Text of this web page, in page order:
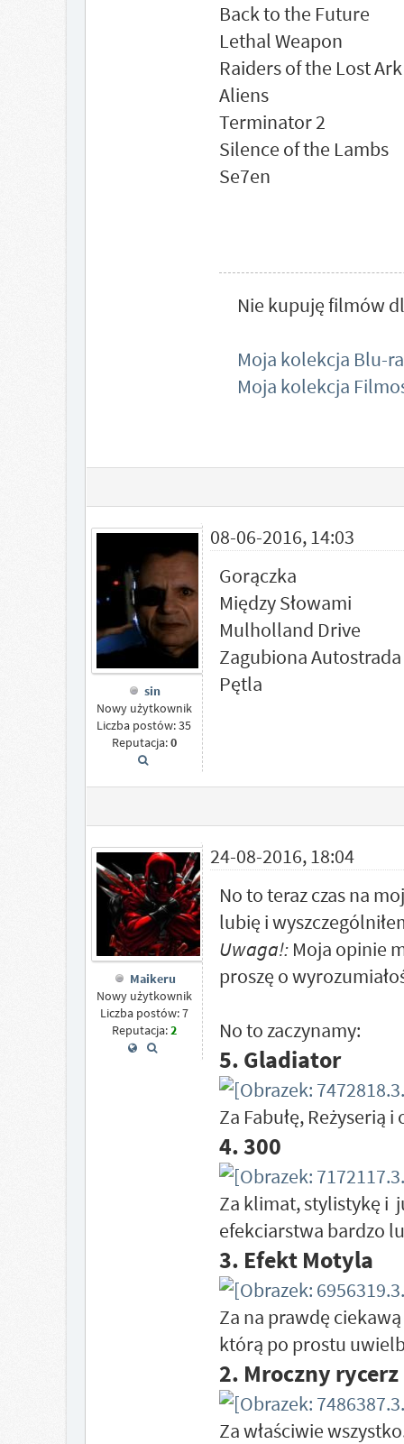
Back to the Future
Lethal Weapon
Raiders of the Lost Ark
Aliens
Terminator 2
Silence of the Lambs
Se7en
Nie kupuję filmów
Moja kolekcja Blu-
Moja kolekcja
sin
Nowy użytkownik
Liczba postów: 35
Reputacja:0
08-06-2016, 14:03
Gorączka
Między Słowami
Mulholland Drive
Zagubiona Autostrada
Pętla
Maikeru
Nowy użytkownik
Liczba postów: 7
Reputacja:2
24-08-2016, 18:04
No to teraz czas na
lubię i
Uwaga!:Moja opinie
proszę o
No to zaczynamy:
5. Gladiator
Za Fabułę, Reżyserią
4. 300
Za klimat, stylistykę i
efekciarstwa bardzo
3. Efekt Motyla
Za na prawdę
którą po prostu
2. Mroczny rycerz
Za właściwie